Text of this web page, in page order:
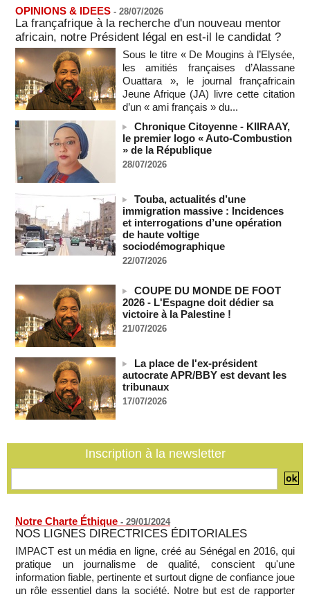
Sénégal - Une revue de presse du 8 août 2026 (Par IA)
08/08/2026 -MOMO ALADJI
SENEGAL - Les Unes de la presse quotidienne du 8/9 août
2026
08/08/2026 -MOMO ALADJI
A Ceuta, les enfants migrants risquent d'être victimes de
maltraitance et d'exploitation, avertissent des ONG
07/08/2026 -
Les Bourses mondiales touchent des sommets après
l'emploi américain
07/08/2026 -
"Construction de la Grande Côte D'ivoire" : Le Président
vives de la nation
07/08/2026
Polémique à l’Assemblée nationale : Yaël Braun-Pivet se dit
"dépassée" par les critiques concernant le nouveau pavillon
07/08/2026 -
ont tué 300 enfants palestiniens (UNICEF)
07/08/2026 -
Guinée-Bissau - Première visite de la médiation sénégalaise
après le sommet de la Cedeao
07/08/2026 -
Bénin: Patrice Talon élu président du Sénat, moins de trois
mois après son départ du pouvoir
07/08/2026 -
Mali-Algérie : le PM Maïga affirme qu’il n’y a « aucune
Journaliste libanaise tuée par Israël : Amnesty France
demande une enquête pour crime de guerre
OPINIONS & IDEES - 28/07/2026
La françafrique à la recherche d'un nouveau mentor
africain, notre Président légal en est-il le candidat ?
Sous le titre « De Mougins à l’Elysée,
les amitiés françaises d’Alassane
Ouattara », le journal françafricain
Jeune Afrique (JA) livre cette citation
d’un « ami français » du...
Chronique Citoyenne - KIIRAAY,
le premier logo « Auto-Combustion
» de la République
28/07/2026
Touba, actualités d’une
immigration massive : Incidences
et interrogations d’une opération
de haute voltige
sociodémographique
22/07/2026
COUPE DU MONDE DE FOOT
2026 - L'Espagne doit dédier sa
victoire à la Palestine !
21/07/2026
La place de l'ex-président
autocrate APR/BBY est devant les
tribunaux
17/07/2026
Inscription à la newsletter
Notre Charte Éthique - 29/01/2024
NOS LIGNES DIRECTRICES ÉDITORIALES
IMPACT est un média en ligne, créé au Sénégal en 2016, qui
pratique un journalisme de qualité, conscient qu'une
information fiable, pertinente et surtout digne de confiance joue
un rôle essentiel dans la société. Notre but est de rapporter